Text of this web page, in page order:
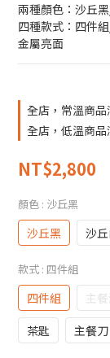
兩種顏色：沙丘
四種款式：四件
金屬亮面
全店，常溫商
全店，低溫商
NT$2,800
顏色 : 沙丘黑
沙丘黑 沙
款式 : 四件組
四件組 主
茶匙
主餐刀